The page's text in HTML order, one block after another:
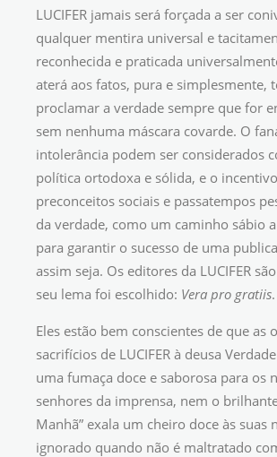
LUCIFER jamais será forçada a ser
qualquer mentira universal e
reconhecida e praticada
aterá aos fatos, pura e simplesmente,
proclamar a verdade sempre que for
sem nenhuma máscara covarde. O
intolerância podem ser considerados
política ortodoxa e sólida, e o
preconceitos sociais e passatempos
da verdade, como um caminho sábio
para garantir o sucesso de uma
assim seja. Os editores da LUCIFER
seu lema foi escolhido: Vera pro gratiis.
Eles estão bem conscientes de que as
sacrifícios de LUCIFER à deusa
uma fumaça doce e saborosa para os
senhores da imprensa, nem o
Manhã” exala um cheiro doce às suas
ignorado quando não é maltratado